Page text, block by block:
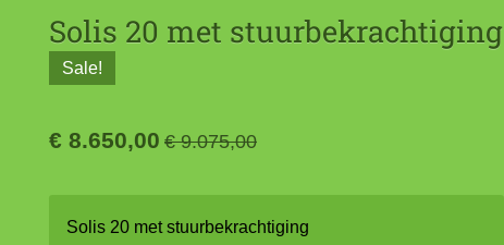
Solis 20 met stuurbekrachtiging
Sale!
€ 8.650,00 € 9.075,00
Solis 20 met stuurbekrachtiging